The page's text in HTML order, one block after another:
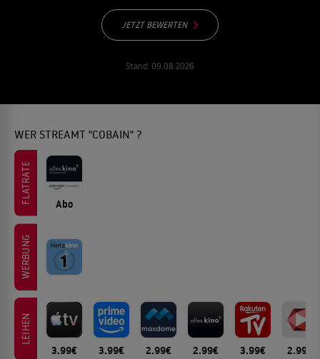
JETZT BEWERTEN
Stand: 09.08.2026
WER STREAMT "COBAIN" ?
FLATRATE Abo
WERBUNG
LEIHEN
3.99€ 3.99€ 2.99€ 2.99€ 3.99€ 2.99€